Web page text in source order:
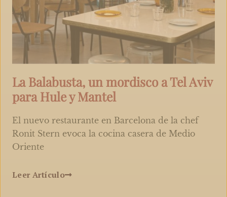
La Balabusta, un mordisco a Tel Aviv
para Hule y Mantel
El nuevo restaurante en Barcelona de la chef
Ronit Stern evoca la cocina casera de Medio
Oriente
Leer Artículo